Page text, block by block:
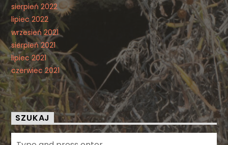
sierpień 2022
lipiec 2022
wrzesień 2021
sierpień 2021
lipiec 2021
czerwiec 2021
SZUKAJ